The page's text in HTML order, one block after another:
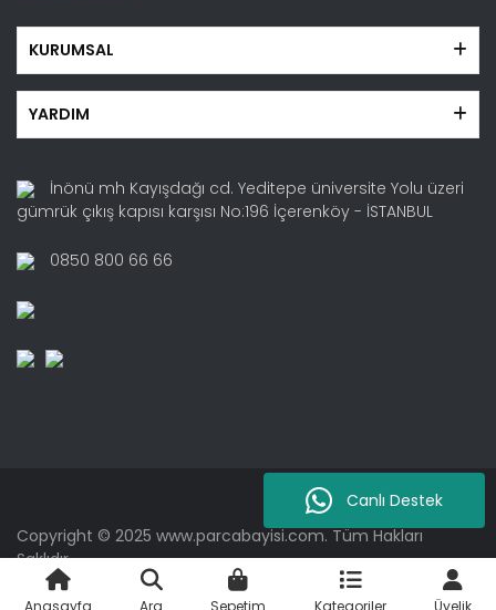
KURUMSAL
YARDIM
İnönü mh Kayışdağı cd. Yeditepe üniversite Yolu üzeri
gümrük çıkış kapısı karşısı No:196 İçerenköy - İSTANBUL
0850 800 66 66
Copyright © 2025 www.parcabayisi.com. Tüm Hakları
Saklıdır.
Canlı Destek
Anasayfa Ara Sepetim Kategoriler Üyelik